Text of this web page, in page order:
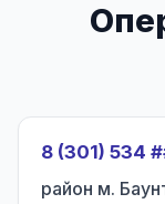
8 (301) 534
район м.